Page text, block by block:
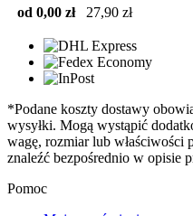
od 0,00 zł
27,90 zł
*Podane koszty dostawy
wysyłki. Mogą wystąpić
wagę, rozmiar lub właściwości
znaleźć bezpośrednio w opisie
Pomoc